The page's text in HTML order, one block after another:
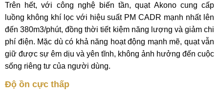
Trên hết, với công nghệ biến tần, quạt Akono cung cấp
luồng không khí lọc với hiệu suất PM CADR mạnh nhất lên
đến 380m3/phút, đồng thời tiết kiệm năng lượng và giảm chi
phí điện. Mặc dù có khả năng hoạt động mạnh mẽ, quạt vẫn
giữ được sự êm dịu và yên tĩnh, không ảnh hưởng đến cuộc
sống riêng tư của người dùng.
Độ ồn cực thấp